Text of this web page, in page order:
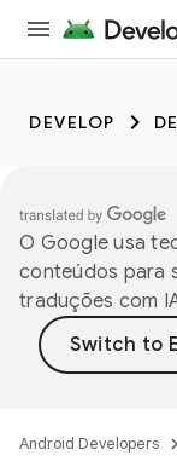
DEVELOP
O Google usa
conteúdos para
traduções com
Android Developers